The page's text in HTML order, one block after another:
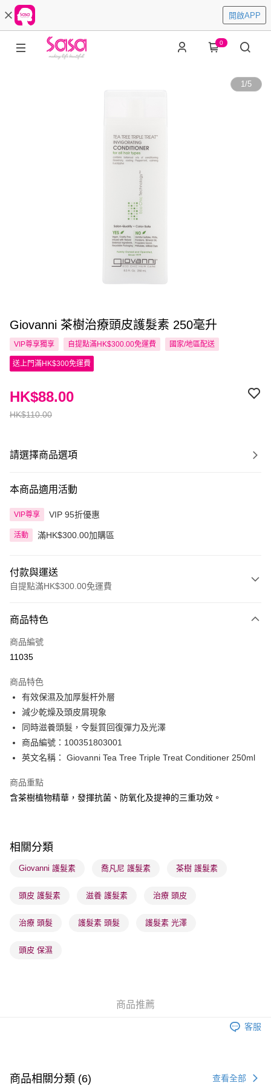
開啟APP
0
1/5
Giovanni 茶樹治療頭皮護髮素 250毫升
VIP尊享獨享 自提點滿HK$300.00免運費 國家/地區配送
送上門滿HK$300免運費
HK$110.00
HK$88.00
請選擇商品選項
本商品適用活動
VIP尊享 VIP 95折優惠
活動 滿HK$300.00加購區
付款與運送
自提點滿HK$300.00免運費
信用卡
Apple Pay
PayMe
WeChat Pay
BoC Pay
順豐自助櫃 - 確認發貨後1-3個工作天送達
每筆HK$65.00，滿HK$300.00或以上免運費
每筆HK$65.00，滿HK$300.00或以上免運費
確認發貨後1-3 工作天送達，訂單將隨機分配至SF順豐速運或京東
每筆HK$65.00，滿HK$300.00或以上免運費
(香港門市) 只顯示可選門市。確認發貨後2-5個工作天到店，3天內
每筆HK$20.00，滿HK$100.00或以上免運費
每筆HK$20.00，滿HK$100.00或以上免運費
運費表
商品特色
商品編號
11035
商品特色
有效保濕及加厚髮杆外層
減少乾燥及頭皮屑現象
同時滋養頭髮，令髮質回復彈力及光澤
商品編號：100351803001
英文名稱： Giovanni Tea Tree Triple Treat Conditioner 250ml
商品重點
含茶樹植物精華，發揮抗菌、防氧化及提神的三重功效。
相關分類
Giovanni 護髮素 喬凡尼 護髮素 茶樹 護髮素
頭皮 護髮素 滋養 護髮素 治療 頭皮
治療 頭髮 護髮素 頭髮 護髮素 光澤
頭皮 保濕
商品推薦
客服
商品相關分類 (6) 查看全部